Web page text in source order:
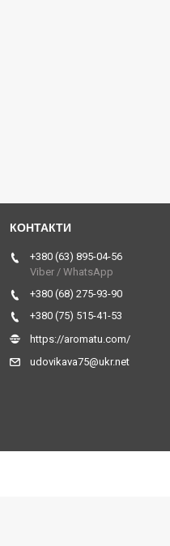
+380 (63) 895-04-56
Viber / WhatsApp
+380 (68) 275-93-90
+380 (75) 515-41-53
https://aromatu.com/
udovikava75@ukr.net